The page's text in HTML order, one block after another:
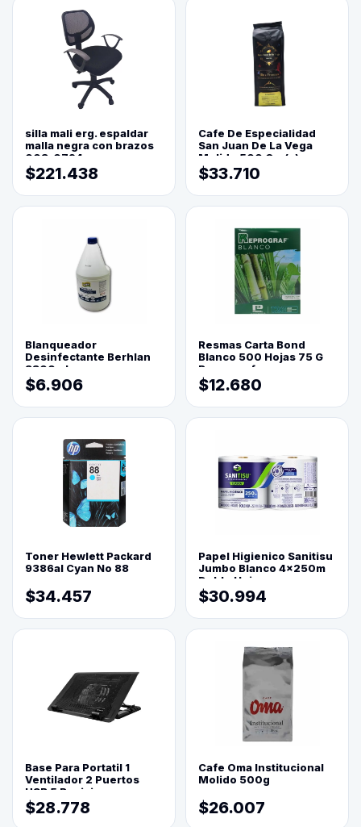
silla mali erg. espaldar
malla negra con brazos
003-0794
$221.438
Cafe De Especialidad
San Juan De La Vega
Molido 500 Grs(=)
$33.710
Blanqueador
Desinfectante Berhlan
3800ml
$6.906
Resmas Carta Bond
Blanco 500 Hojas 75 G
Reprograf.
$12.680
Toner Hewlett Packard
9386al Cyan No 88
$34.457
Papel Higienico Sanitisu
Jumbo Blanco 4x250m
Doble Hoja
$30.994
Base Para Portatil 1
Ventilador 2 Puertos
USB 5 Posiciones
$28.778
Cafe Oma Institucional
Molido 500g
$26.007